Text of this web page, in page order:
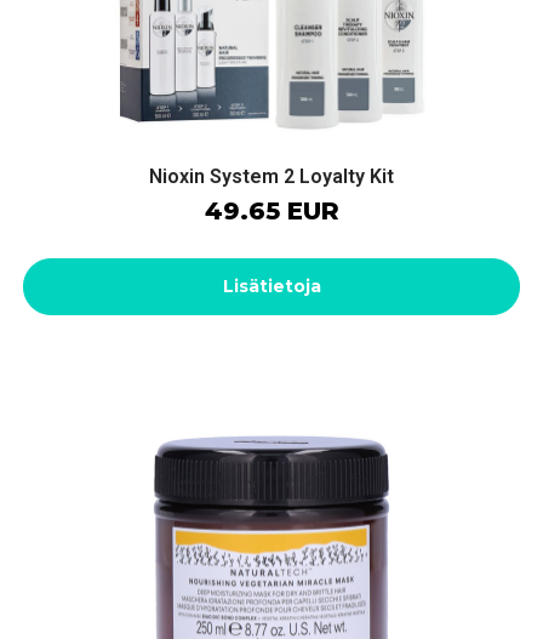
Nioxin System 2 Loyalty Kit
49.65 EUR
Lisätietoja